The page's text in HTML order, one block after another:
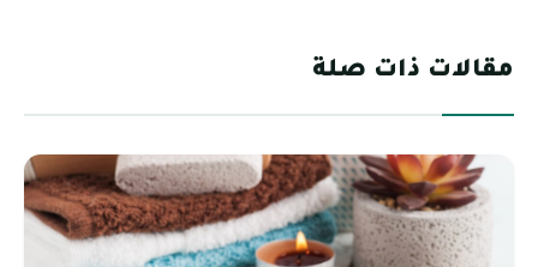
مقالات ذات صلة